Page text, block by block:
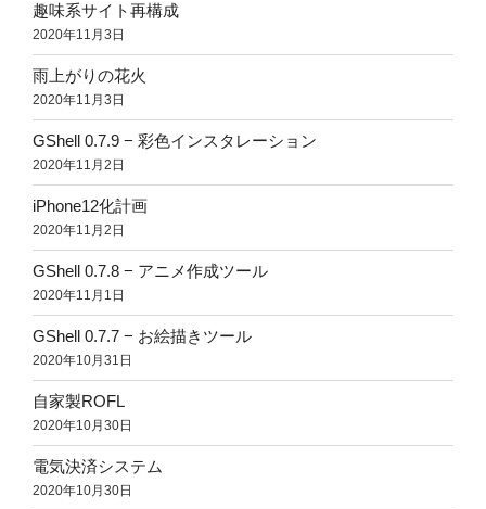
趣味系サイト再構成
2020年11月3日
雨上がりの花火
2020年11月3日
GShell 0.7.9 − 彩色インスタレーション
2020年11月2日
iPhone12化計画
2020年11月2日
GShell 0.7.8 − アニメ作成ツール
2020年11月1日
GShell 0.7.7 − お絵描きツール
2020年10月31日
自家製ROFL
2020年10月30日
電気決済システム
2020年10月30日